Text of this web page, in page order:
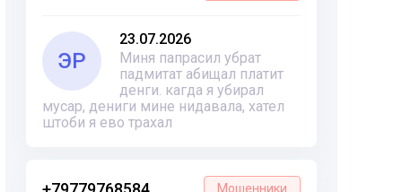
ЭР
23.07.2026
Миня папрасил убрат
падмитат абищал платит
денги. кагда я убирал
мусар, дениги мине нидавала, хател
штоби я ево трахал
Мошенники